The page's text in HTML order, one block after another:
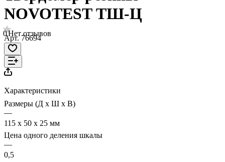
NOVOTEST ТШ-Ц
0Нет отзывов
Арт.76694
Характеристики
Размеры (Д х Ш х В)
—
115 х 50 х 25 мм
Цена одного деления шкалы
—
0,5